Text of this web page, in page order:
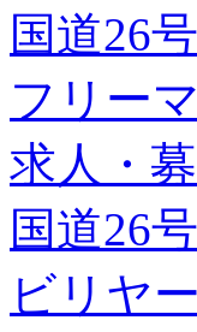
国道26
フリー
求人・
国道26
ビリヤ